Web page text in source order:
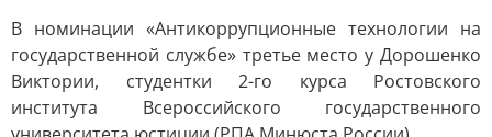
В номинации «Антикоррупционные технологии на
государственной службе» третье место у Дорошенко
Виктории, студентки 2-го курса Ростовского
института Всероссийского государственного